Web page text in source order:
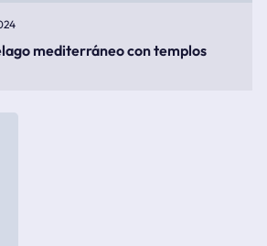
mediterráneo con templos